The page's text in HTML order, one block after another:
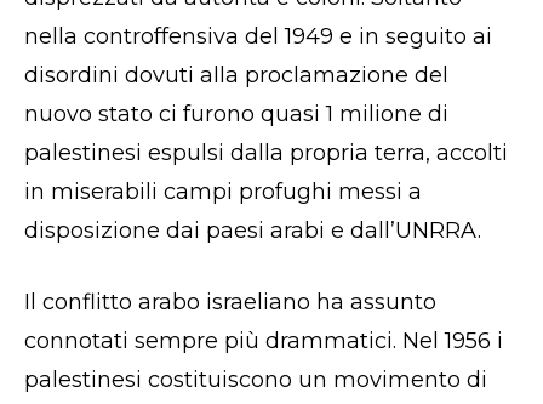
nella controffensiva del 1949 e in seguito ai
disordini dovuti alla proclamazione del
nuovo stato ci furono quasi 1 milione di
palestinesi espulsi dalla propria terra, accolti
in miserabili campi profughi messi a
disposizione dai paesi arabi e dall’UNRRA.
Il conflitto arabo israeliano ha assunto
connotati sempre più drammatici. Nel 1956 i
palestinesi costituiscono un movimento di